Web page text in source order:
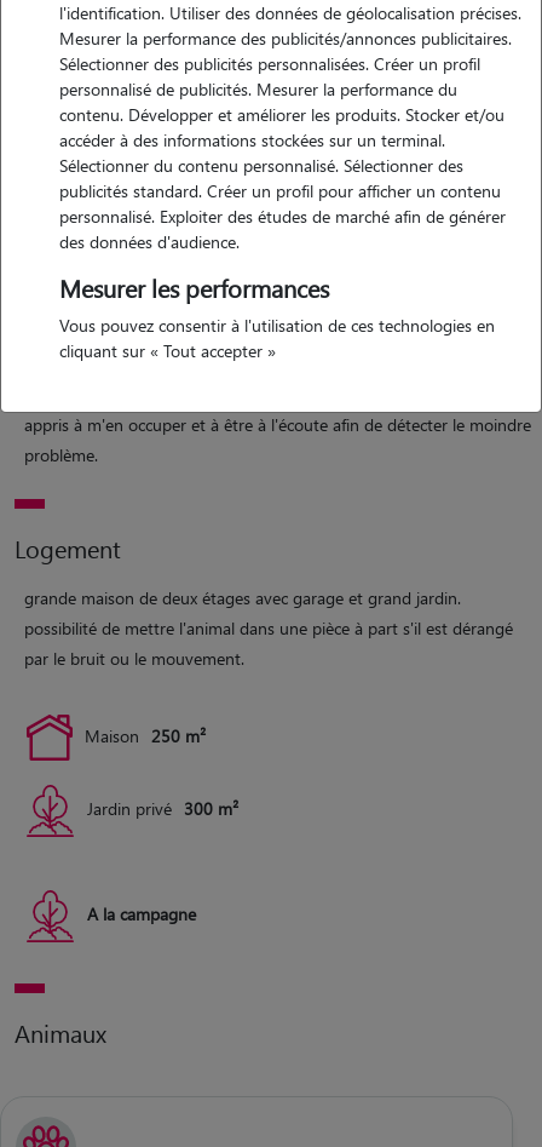
Motivation
j'ai toujours adoré les animaux, depuis petite je veux travailler auprès
d'eux ! j'adore m'en occuper, les nourrir, les caresser ou même les
brosser. j'ai toujours voulu avoir un chien pour faire de longues
balades avec, mais c'est souvent incompatible avec des chats
malheureusement.
Expérience
j'ai toujours eu des chats chez moi. je fais de l'équitation depuis 17
appris à m'en occuper et à être à l'écoute afin de détecter le moindre
problème.
Logement
grande maison de deux étages avec garage et grand jardin.
possibilité de mettre l'animal dans une pièce à part s'il est dérangé
par le bruit ou le mouvement.
Maison 250 m²
Jardin privé 300 m²
A la campagne
Animaux
l'identification. Utiliser des données de géolocalisation précises.
Mesurer la performance des publicités/annonces publicitaires.
Sélectionner des publicités personnalisées. Créer un profil
personnalisé de publicités. Mesurer la performance du
contenu. Développer et améliorer les produits. Stocker et/ou
accéder à des informations stockées sur un terminal.
Sélectionner du contenu personnalisé. Sélectionner des
publicités standard. Créer un profil pour afficher un contenu
personnalisé. Exploiter des études de marché afin de générer
des données d'audience.
Mesurer les performances
Vous pouvez consentir à l'utilisation de ces technologies en
cliquant sur « Tout accepter »